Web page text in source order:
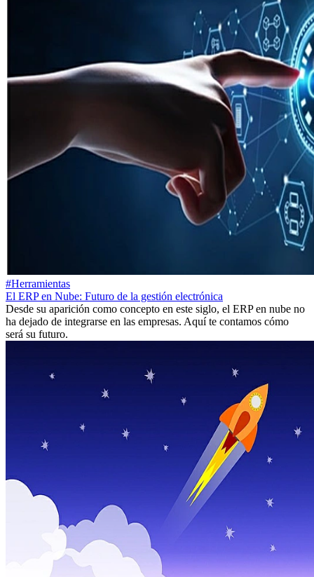
#Herramientas
El ERP en Nube: Futuro de la gestión electrónica
Desde su aparición como concepto en este siglo, el ERP en nube no
ha dejado de integrarse en las empresas. Aquí te contamos cómo
será su futuro.